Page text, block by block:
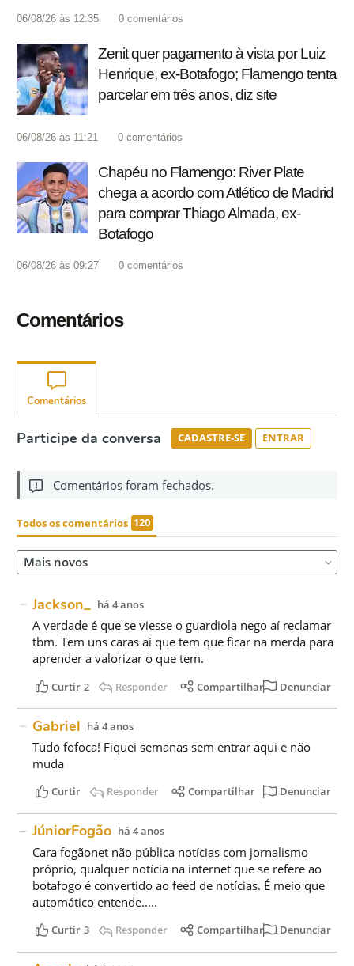
06/08/26 às 12:35 0 comentários
Zenit quer pagamento à vista por Luiz
Henrique, ex-Botafogo; Flamengo tenta
parcelar em três anos, diz site
06/08/26 às 11:21 0 comentários
Chapéu no Flamengo: River Plate
chega a acordo com Atlético de Madrid
para comprar Thiago Almada, ex-
Botafogo
06/08/26 às 09:27 0 comentários
Comentários